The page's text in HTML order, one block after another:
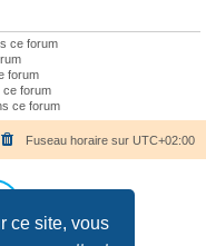
ce site, vous
ce forum
forum
ce forum
ce forum
Fuseau horaire sur UTC+02:00